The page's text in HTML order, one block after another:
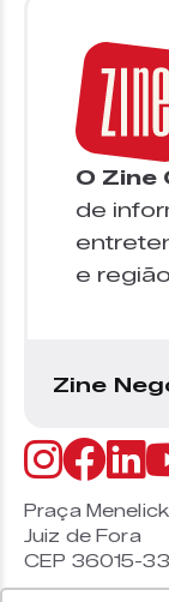
O Zine
de
e
Zine
Praça
Juiz de Fora
CEP 36015-